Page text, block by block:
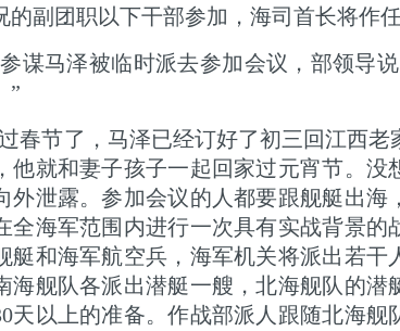
的副团职以下干部参加，海司首长将作任
谋马泽被临时派去参加会议，部领导
”
春节了，马泽已经订好了初三回江西
他就和妻子孩子一起回家过元宵节。没
外泄露。参加会议的人都要跟舰艇出海
全海军范围内进行一次具有实战背景的
艇和海军航空兵，海军机关将派出若干
海舰队各派出潜艇一艘，北海舰队的潜
天以上的准备。作战部派人跟随北海舰